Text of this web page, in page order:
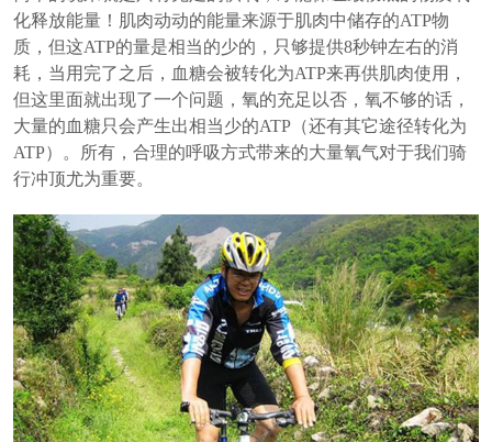
化释放能量！肌肉动动的能量来源于肌肉中储存的ATP物
质，但这ATP的量是相当的少的，只够提供8秒钟左右的消
耗，当用完了之后，血糖会被转化为ATP来再供肌肉使用，
但这里面就出现了一个问题，氧的充足以否，氧不够的话，
大量的血糖只会产生出相当少的ATP（还有其它途径转化为
ATP）。所有，合理的呼吸方式带来的大量氧气对于我们骑
行冲顶尤为重要。